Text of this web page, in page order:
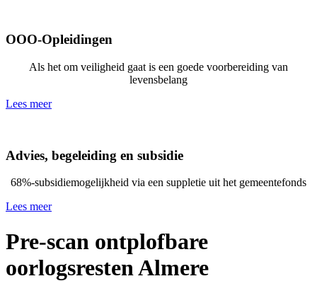
OOO-Opleidingen
Als het om veiligheid gaat is een goede voorbereiding van
levensbelang
Lees meer
Advies, begeleiding en subsidie
68%-subsidiemogelijkheid via een suppletie uit het gemeentefonds
Lees meer
Pre-scan ontplofbare
oorlogsresten Almere